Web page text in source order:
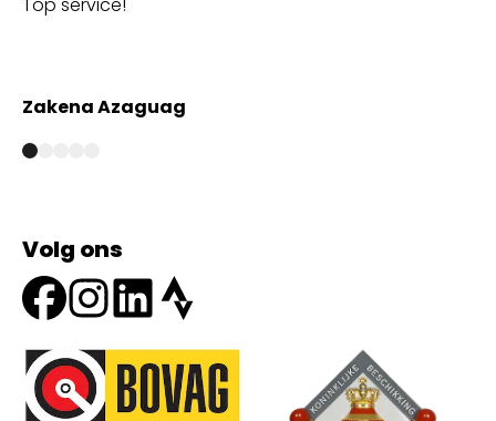
Zakena Azaguag
Volg ons
Onze partners